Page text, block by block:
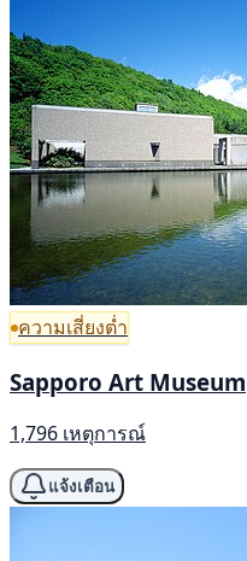
ความเสี่ยงต่ำ
Sapporo Art Museum
1,796 เหตุการณ์
แจ้งเตือน